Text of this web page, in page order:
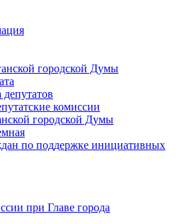
городской Думы
комиссии
городской Думы
по поддержке инициативных
при Главе города